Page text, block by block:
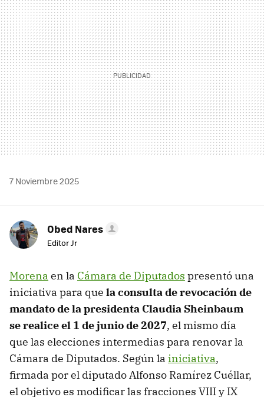
MAIL
7 Noviembre 2025
Obed Nares
Editor Jr
Morena en la Cámara de Diputados presentó una
iniciativa para que la consulta de revocación de
mandato de la presidenta Claudia Sheinbaum
se realice el 1 de junio de 2027, el mismo día
que las elecciones intermedias para renovar la
Cámara de Diputados. Según la iniciativa,
firmada por el diputado Alfonso Ramírez Cuéllar,
el objetivo es modificar las fracciones VIII y IX